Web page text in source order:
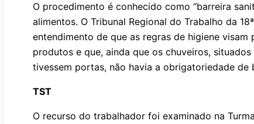
O procedimento é conhecido como “barreira
alimentos. O Tribunal Regional do Trabalho da
entendimento de que as regras de higiene
produtos e que, ainda que os chuveiros,
tivessem portas, não havia a obrigatoriedade de
TST
O recurso do trabalhador foi examinado na